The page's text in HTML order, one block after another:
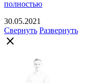
полностью
30.05.2021
Свернуть Развернуть
close